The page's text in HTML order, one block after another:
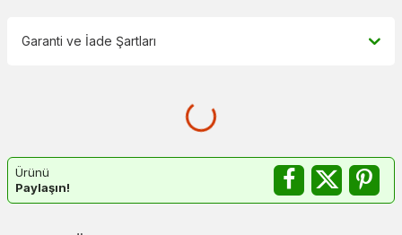
Garanti ve İade Şartları
Ürünü
Paylaşın!